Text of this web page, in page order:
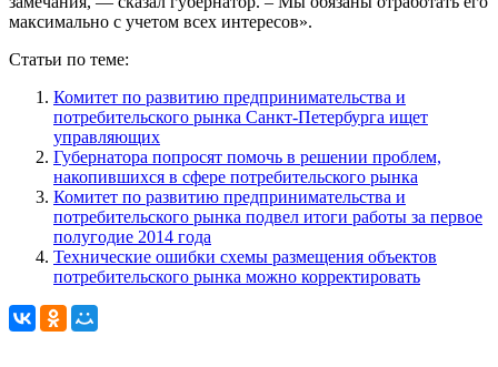
максимально с учетом всех интересов».
Статьи по теме:
Комитет по развитию предпринимательства и
потребительского рынка Санкт-Петербурга ищет
управляющих
Губернатора попросят помочь в решении проблем,
накопившихся в сфере потребительского рынка
Комитет по развитию предпринимательства и
потребительского рынка подвел итоги работы за первое
полугодие 2014 года
Технические ошибки схемы размещения объектов
потребительского рынка можно корректировать